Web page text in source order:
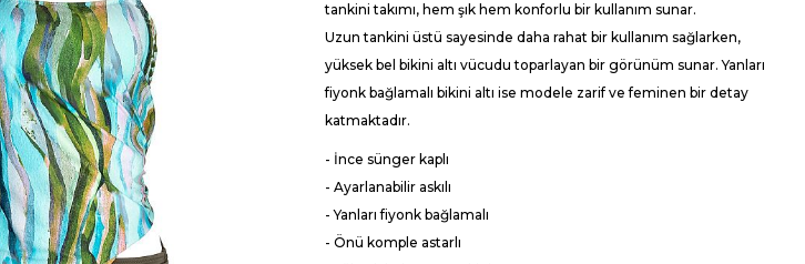
tankini takımı, hem şık hem konforlu bir kullanım sunar.
Uzun tankini üstü sayesinde daha rahat bir kullanım sağlarken,
yüksek bel bikini altı vücudu toparlayan bir görünüm sunar. Yanları
fiyonk bağlamalı bikini altı ise modele zarif ve feminen bir detay
katmaktadır.
- İnce sünger kaplı
- Ayarlanabilir askılı
- Yanları fiyonk bağlamalı
- Önü komple astarlı